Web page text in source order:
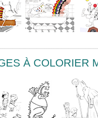
À COLORIER